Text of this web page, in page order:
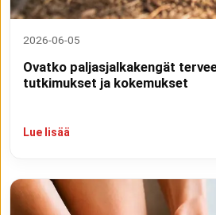
2026-06-05
Ovatko paljasjalkakengät
tutkimukset ja kokemukset
Lue lisää